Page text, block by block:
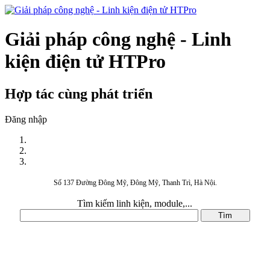
Giải pháp công nghệ - Linh
kiện điện tử HTPro
Hợp tác cùng phát triển
Đăng nhập
Số 137 Đường Đông Mỹ, Đông Mỹ, Thanh Trì, Hà Nội.
Tìm kiếm linh kiện, module,...